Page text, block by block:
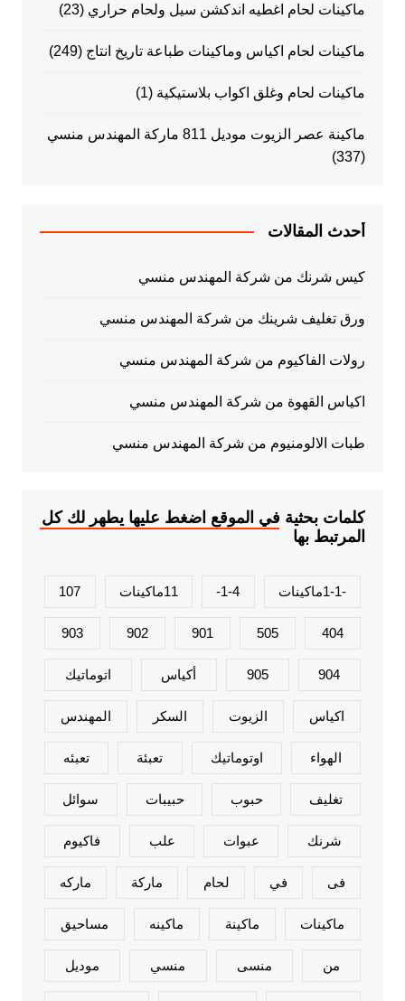
ماكينات لحام اغطيه اندكشن سيل ولحام حراري (23)
ماكينات لحام اكياس وماكينات طباعة تاريخ انتاج (249)
ماكينات لحام وغلق اكواب بلاستيكية (1)
ماكينة عصر الزيوت موديل 811 ماركة المهندس منسي
(337)
أحدث المقالات
كيس شرنك من شركة المهندس منسي
ورق تغليف شرينك من شركة المهندس منسي
رولات الفاكيوم من شركة المهندس منسي
اكياس القهوة من شركة المهندس منسي
طبات الالومنيوم من شركة المهندس منسي
كلمات بحثية في الموقع اضغط عليها يطهر لك كل
المرتبط بها
-1-1ماكينات 1-4- 11ماكينات 107
404
505
901
902
903
904
905 أكياس اتوماتيك
اكياس الزيوت السكر المهندس
الهواء اوتوماتيك تعبئة تعبئه
تغليف حبوب حبيبات سوائل
شرنك عبوات علب فاكيوم
فى في لحام ماركة ماركه
ماكينات ماكينة ماكينه مساحيق
من منسى منسي موديل